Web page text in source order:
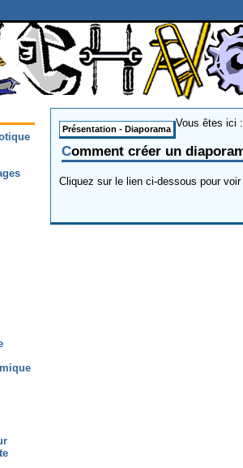
Vous êtes ici
Présentation - Diaporama
Comment créer un
Cliquez sur le lien ci-dessous pour